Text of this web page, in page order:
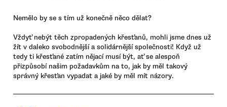
Nemělo by se s tím už konečně něco dělat?
Vždyť nebýt těch zpropadených křesťanů, mohli jsme dnes už
žít v daleko svobodnější a solidárnější společnosti! Když už
tedy ti křesťané zatím nějací musí být, ať se alespoň
přizpůsobí našim požadavkům na to, jak by měl takový
správný křesťan vypadat a jaké by měl mít názory.